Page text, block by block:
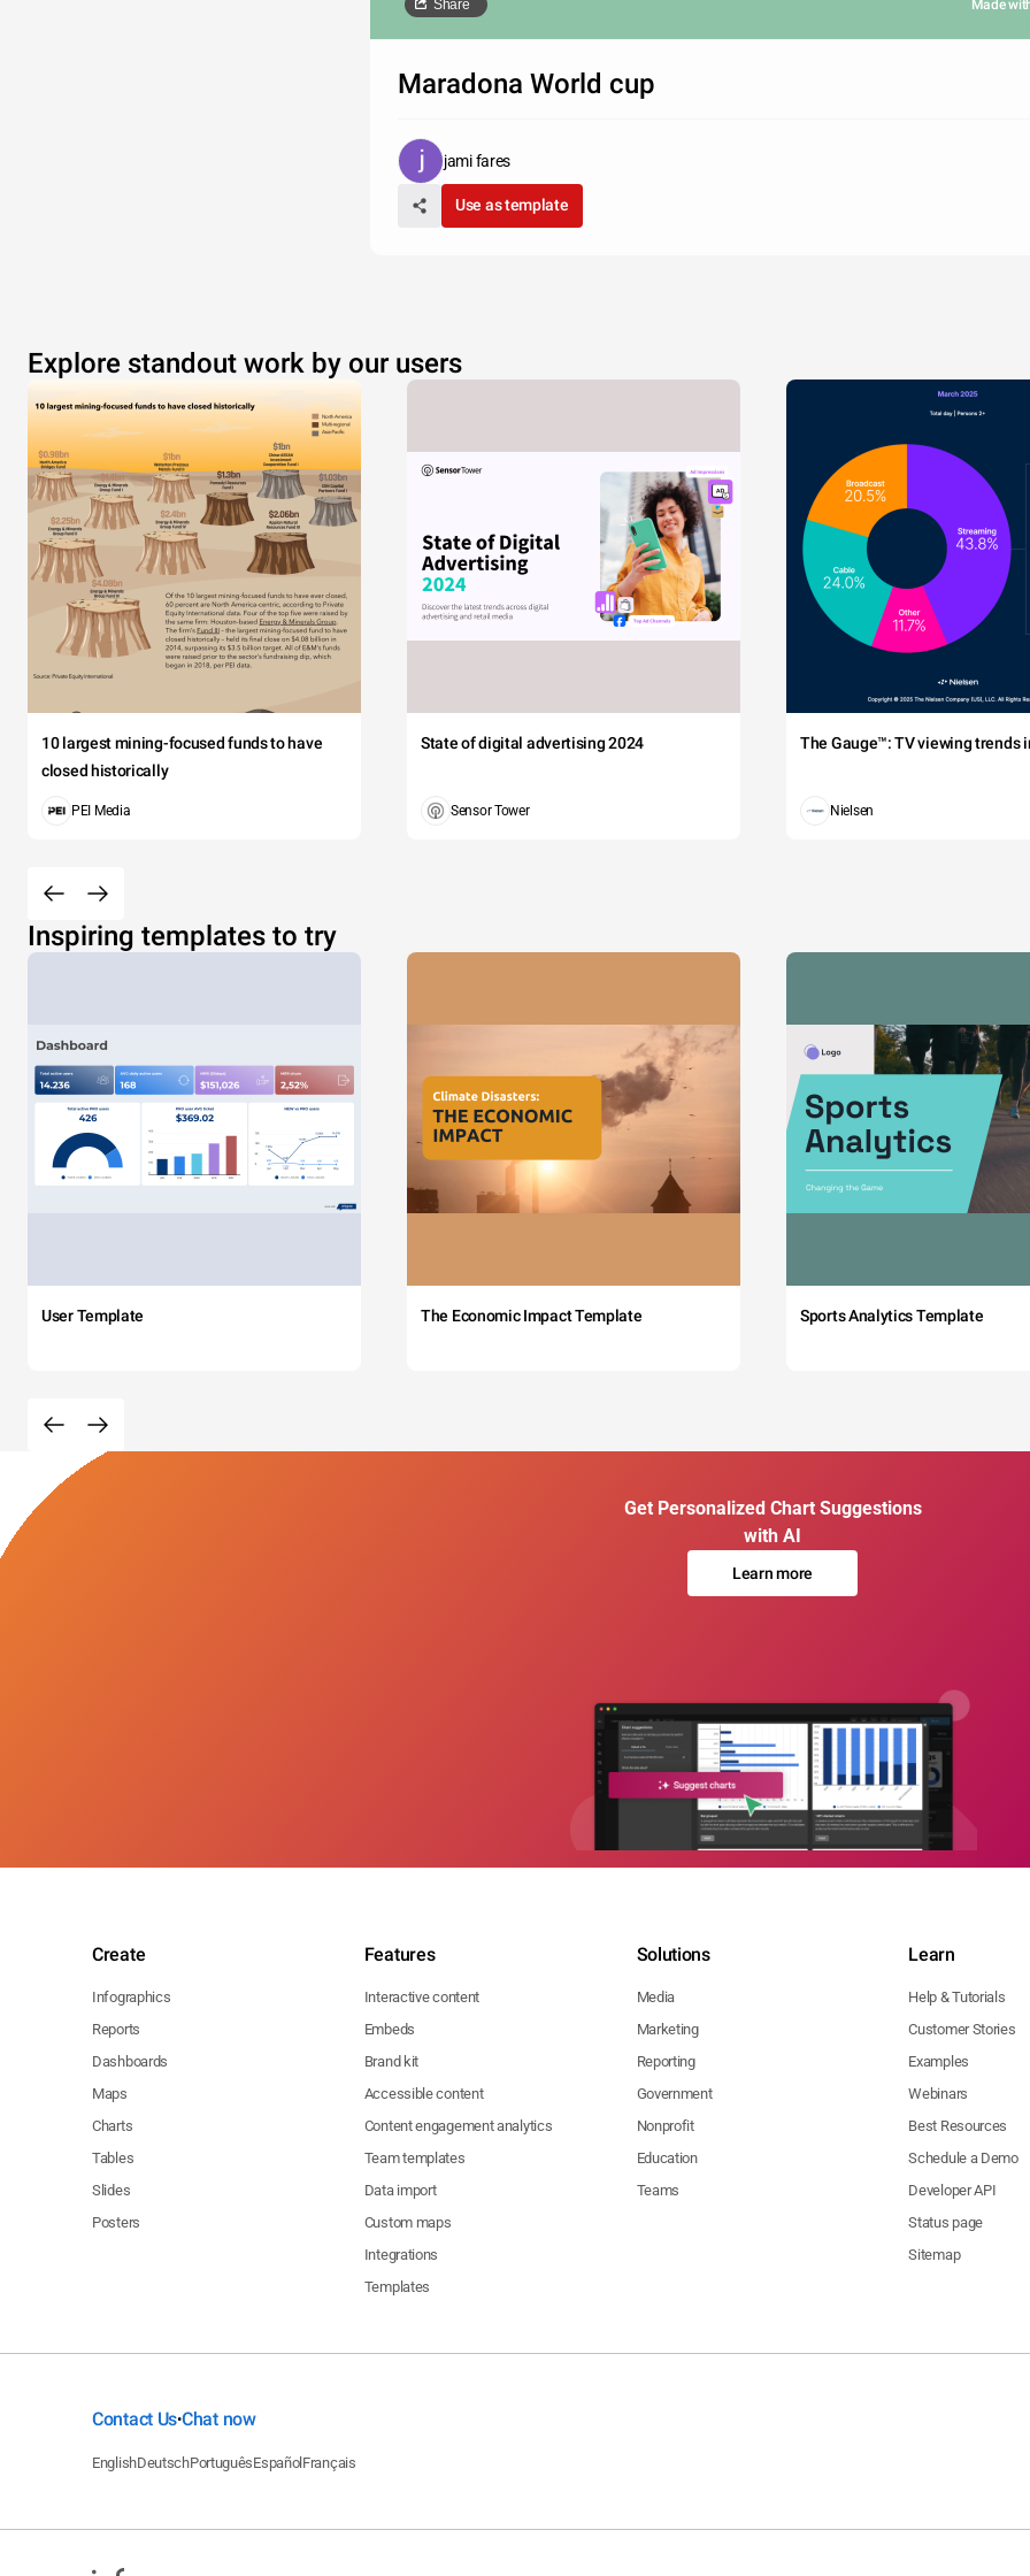
Share Made
Maradona World cup
jami fares
Use as template
Explore standout work by our users
10 largest mining-focused funds to have
closed historically
PEI Media
State of digital advertising 2024
Sensor Tower
The Gauge™: TV viewing trends
Nielsen
Inspiring templates to try
User Template The Economic Impact Template Sports Analytics Template
Get Personalized Chart Suggestions
with AI
Learn more
Create
Infographics
Reports
Dashboards
Maps
Charts
Tables
Slides
Posters
Features
Interactive content
Embeds
Brand kit
Accessible content
Content engagement analytics
Team templates
Data import
Custom maps
Integrations
Templates
Solutions
Media
Marketing
Reporting
Government
Nonprofit
Education
Teams
Learn
Help & Tutorials
Customer Stories
Examples
Webinars
Best Resources
Schedule a Demo
Developer API
Status page
Sitemap
Contact Us•Chat now
EnglishDeutschPortuguêsEspañol Français